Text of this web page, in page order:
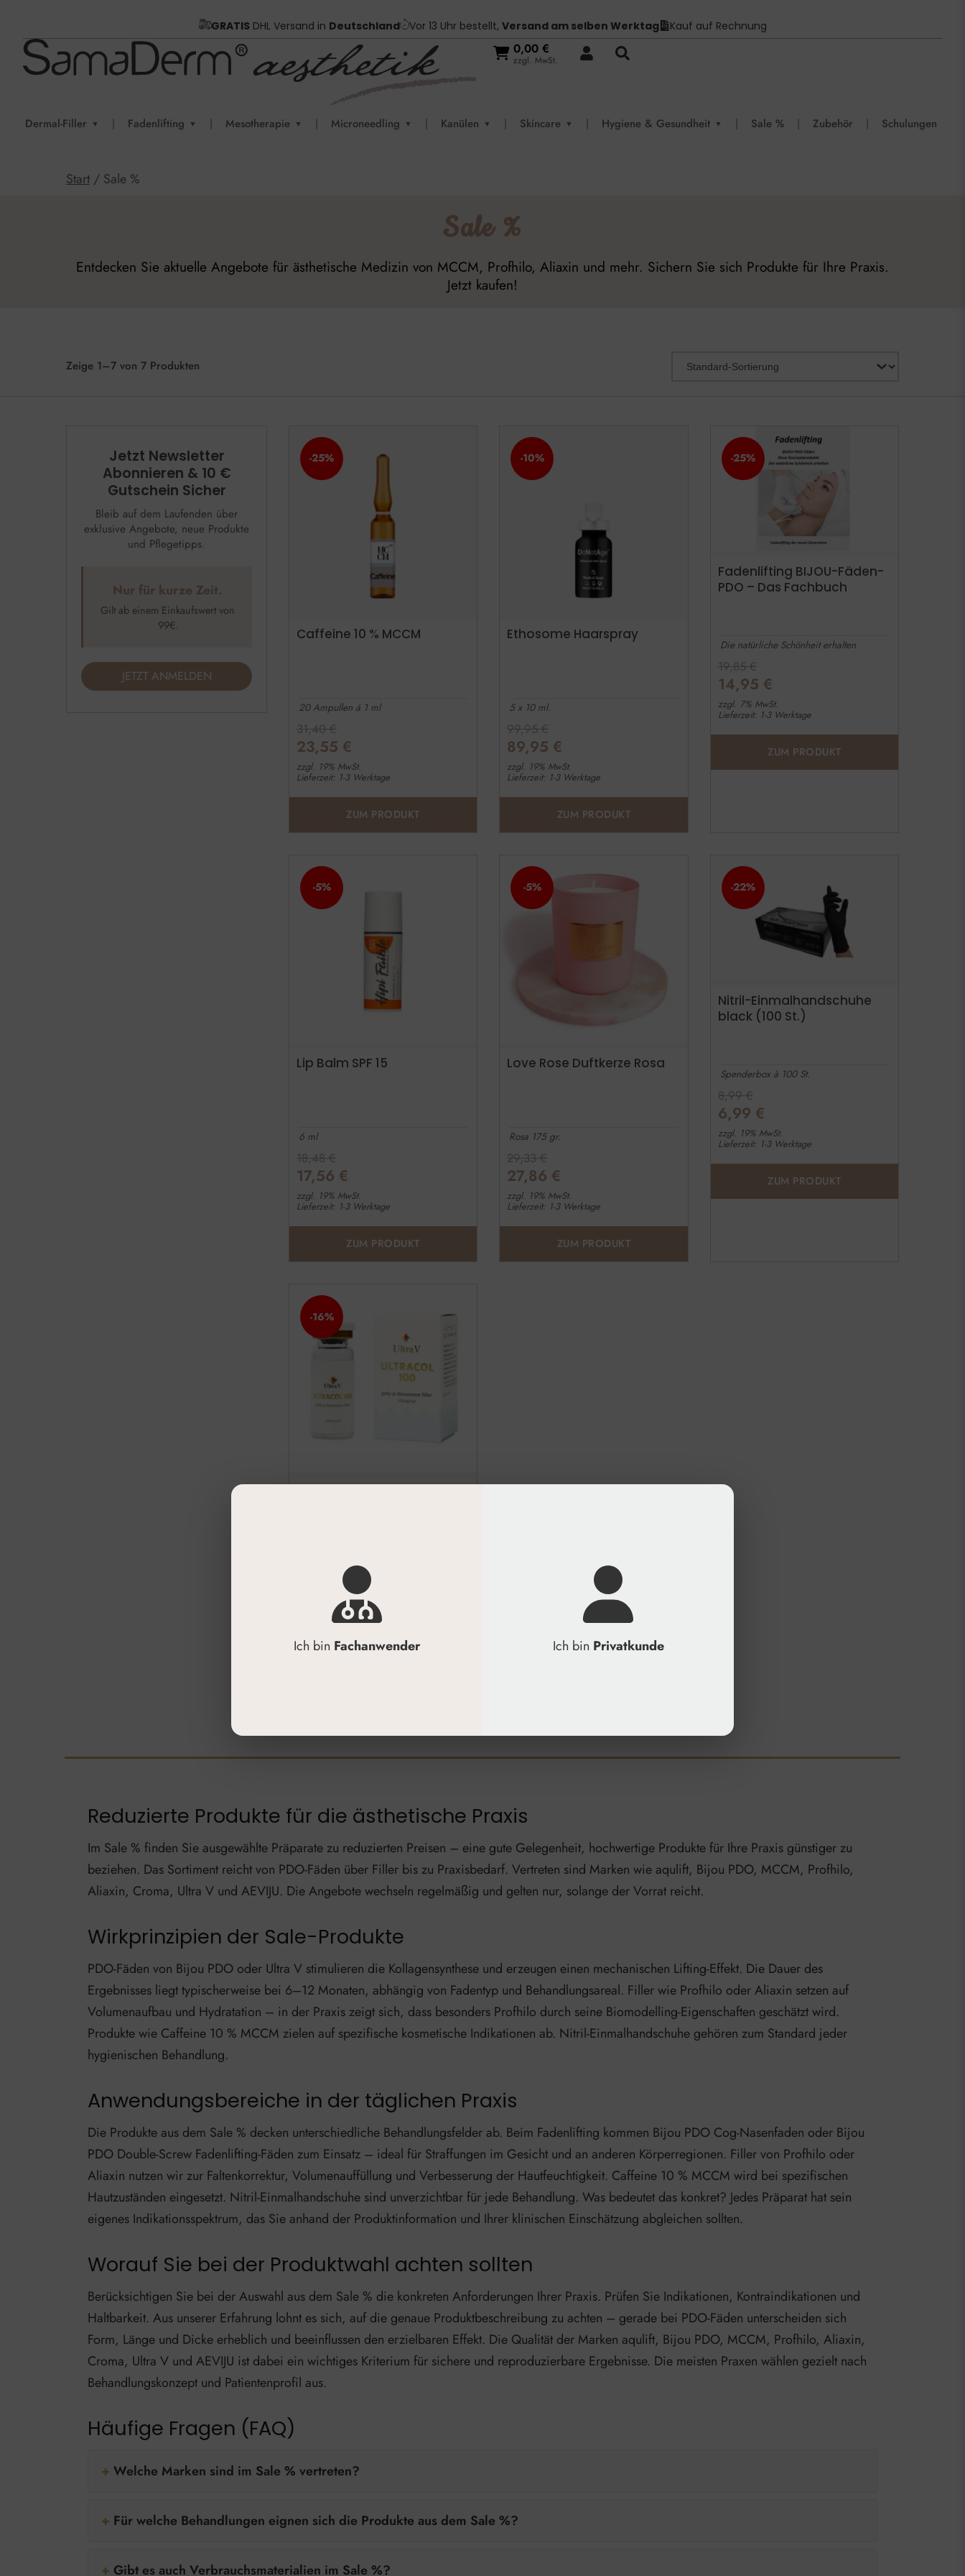
GRATIS DHL Versand in Deutschland Vor 13 Uhr bestellt, Versand am selben Werktag Kauf auf Rechnung
0,00 €
zzgl. MwSt.
Dermal-Filler ▼ | Fadenlifting ▼ | Mesotherapie ▼ | Microneedling ▼ | Kanülen ▼ | Skincare ▼ | Hygiene & Gesundheit ▼ | Sale % | Zubehör | Schulungen
Start / Sale %
Sale %
Entdecken Sie aktuelle Angebote für ästhetische Medizin von MCCM, Profhilo, Aliaxin und mehr. Sichern Sie sich Produkte für Ihre Praxis.
Jetzt kaufen!
Zeige 1–7 von 7 Produkten
Jetzt Newsletter
Abonnieren & 10 €
Gutschein Sicher
Bleib auf dem Laufenden über
exklusive Angebote, neue Produkte
und Pflegetipps.
Nur für kurze Zeit.
Gilt ab einem Einkaufswert von
99€.
JETZT ANMELDEN
-25%
Caffeine 10 % MCCM
20 Ampullen á 1 ml
31,40€
23,55 €
zzgl. 19% MwSt.
Lieferzeit: 1-3 Werktage
ZUM PRODUKT
-10%
Ethosome Haarspray
5 x 10 ml.
99,95€
89,95 €
zzgl. 19% MwSt.
Lieferzeit: 1-3 Werktage
ZUM PRODUKT
-25%
Fadenlifting BIJOU-Fäden-
PDO – Das Fachbuch
Die natürliche Schönheit erhalten
19,85€
14,95 €
zzgl. 7% MwSt.
Lieferzeit: 1-3 Werktage
ZUM PRODUKT
-5%
Lip Balm SPF 15
6 ml
18,48€
17,56 €
zzgl. 19% MwSt.
Lieferzeit: 1-3 Werktage
ZUM PRODUKT
-5%
Love Rose Duftkerze Rosa
Rosa 175 gr.
29,33€
27,86 €
zzgl. 19% MwSt.
Lieferzeit: 1-3 Werktage
ZUM PRODUKT
-22%
Nitril-Einmalhandschuhe
black (100 St.)
Spenderbox à 100 St.
8,99€
6,99 €
zzgl. 19% MwSt.
Lieferzeit: 1-3 Werktage
ZUM PRODUKT
-16%
100 mg. / 1 Vial
210,04€
zzgl. 19% MwSt.
Reduzierte Produkte für die ästhetische Praxis
Im Sale % finden Sie ausgewählte Präparate zu reduzierten Preisen – eine gute Gelegenheit, hochwertige Produkte für Ihre Praxis günstiger zu
beziehen. Das Sortiment reicht von PDO-Fäden über Filler bis zu Praxisbedarf. Vertreten sind Marken wie aqulift, Bijou PDO, MCCM, Profhilo,
Aliaxin, Croma, Ultra V und AEVIJU. Die Angebote wechseln regelmäßig und gelten nur, solange der Vorrat reicht.
Wirkprinzipien der Sale-Produkte
PDO-Fäden von Bijou PDO oder Ultra V stimulieren die Kollagensynthese und erzeugen einen mechanischen Lifting-Effekt. Die Dauer des
Ergebnisses liegt typischerweise bei 6–12 Monaten, abhängig von Fadentyp und Behandlungsareal. Filler wie Profhilo oder Aliaxin setzen auf
Volumenaufbau und Hydratation – in der Praxis zeigt sich, dass besonders Profhilo durch seine Biomodelling-Eigenschaften geschätzt wird.
Produkte wie Caffeine 10 % MCCM zielen auf spezifische kosmetische Indikationen ab. Nitril-Einmalhandschuhe gehören zum Standard jeder
hygienischen Behandlung.
Anwendungsbereiche in der täglichen Praxis
Die Produkte aus dem Sale % decken unterschiedliche Behandlungsfelder ab. Beim Fadenlifting kommen Bijou PDO Cog-Nasenfaden oder Bijou
PDO Double-Screw Fadenlifting-Fäden zum Einsatz – ideal für Straffungen im Gesicht und an anderen Körperregionen. Filler von Profhilo oder
Aliaxin nutzen wir zur Faltenkorrektur, Volumenauffüllung und Verbesserung der Hautfeuchtigkeit. Caffeine 10 % MCCM wird bei spezifischen
Hautzuständen eingesetzt. Nitril-Einmalhandschuhe sind unverzichtbar für jede Behandlung. Was bedeutet das konkret? Jedes Präparat hat sein
eigenes Indikationsspektrum, das Sie anhand der Produktinformation und Ihrer klinischen Einschätzung abgleichen sollten.
Worauf Sie bei der Produktwahl achten sollten
Berücksichtigen Sie bei der Auswahl aus dem Sale % die konkreten Anforderungen Ihrer Praxis. Prüfen Sie Indikationen, Kontraindikationen und
Haltbarkeit. Aus unserer Erfahrung lohnt es sich, auf die genaue Produktbeschreibung zu achten – gerade bei PDO-Fäden unterscheiden sich
Form, Länge und Dicke erheblich und beeinflussen den erzielbaren Effekt. Die Qualität der Marken aqulift, Bijou PDO, MCCM, Profhilo, Aliaxin,
Croma, Ultra V und AEVIJU ist dabei ein wichtiges Kriterium für sichere und reproduzierbare Ergebnisse. Die meisten Praxen wählen gezielt nach
Behandlungskonzept und Patientenprofil aus.
Häufige Fragen (FAQ)
Welche Marken sind im Sale % vertreten?
Für welche Behandlungen eignen sich die Produkte aus dem Sale %?
Gibt es auch Verbrauchsmaterialien im Sale %?
Ich bin Fachanwender Ich bin Privatkunde